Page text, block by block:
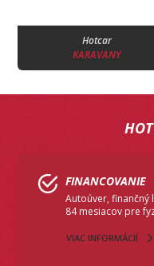
Hotcar
KARAVANY
FINANCOVANIE
Autoúver, finančný
84 mesiacov pre
VIAC INFORMÁCIÍ